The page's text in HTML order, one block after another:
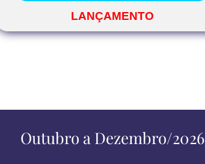
LANÇAMENTO
Outubro a Dezembro/2026